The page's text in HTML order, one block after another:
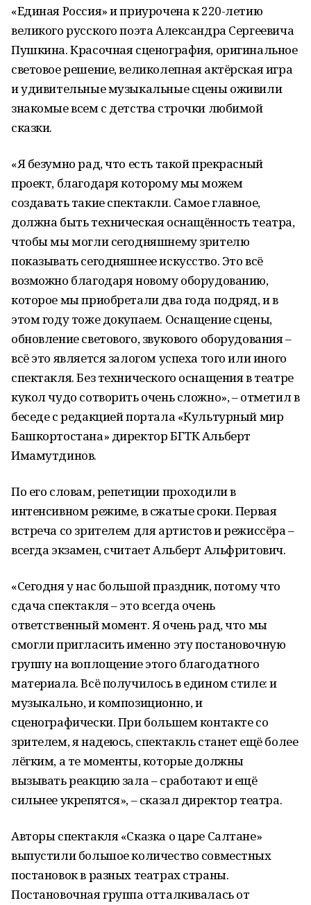
«Единая Россия» и приурочена к 220-летию
великого русского поэта Александра Сергеевича
Пушкина. Красочная сценография, оригинальное
световое решение, великолепная актёрская игра
и удивительные музыкальные сцены оживили
знакомые всем с детства строчки любимой
сказки.
«Я безумно рад, что есть такой прекрасный
проект, благодаря которому мы можем
создавать такие спектакли. Самое главное,
должна быть техническая оснащённость театра,
чтобы мы могли сегодняшнему зрителю
показывать сегодняшнее искусство. Это всё
возможно благодаря новому оборудованию,
которое мы приобретали два года подряд, и в
этом году тоже докупаем. Оснащение сцены,
обновление светового, звукового оборудования –
всё это является залогом успеха того или иного
спектакля. Без технического оснащения в театре
кукол чудо сотворить очень сложно», – отметил в
беседе с редакцией портала «Культурный мир
Башкортостана» директор БГТК Альберт
Имамутдинов.
По его словам, репетиции проходили в
интенсивном режиме, в сжатые сроки. Первая
встреча со зрителем для артистов и режиссёра –
всегда экзамен, считает Альберт Альфритович.
«Сегодня у нас большой праздник, потому что
сдача спектакля – это всегда очень
ответственный момент. Я очень рад, что мы
смогли пригласить именно эту постановочную
группу на воплощение этого благодатного
материала. Всё получилось в едином стиле: и
музыкально, и композиционно, и
сценографически. При большем контакте со
зрителем, я надеюсь, спектакль станет ещё более
лёгким, а те моменты, которые должны
вызывать реакцию зала – сработают и ещё
сильнее укрепятся», – сказал директор театра.
Авторы спектакля «Сказка о царе Салтане»
выпустили большое количество совместных
постановок в разных театрах страны.
Постановочная группа отталкивалась от